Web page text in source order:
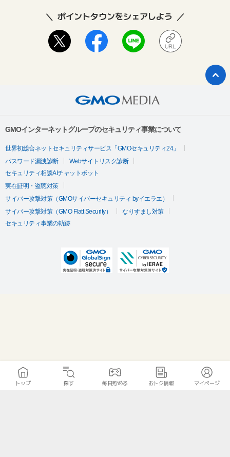
ポイントタウンをシェアしよう
GMOインターネットグループのセキュリティ事業について
世界初総合ネットセキュリティサービス「GMOセキュリティ24」
パスワード漏洩診断
Webサイトリスク診断
セキュリティ相談AIチャットボット
実在証明・盗聴対策
サイバー攻撃対策（GMOサイバーセキュリティ byイエラエ）
サイバー攻撃対策（GMO Flatt Security）
なりすまし対策
セキュリティ事業の軌跡
トップ 探す 毎日貯める おトク情報 マイページ